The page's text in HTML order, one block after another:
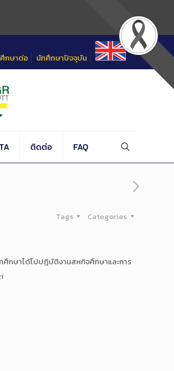
กษาต่อ นักศึกษาปัจจุบัน
ติดต่อ FAQ
Categories
Tags
ศึกษาได้ไปปฎิบัติงานสหกิจศึกษาและการ